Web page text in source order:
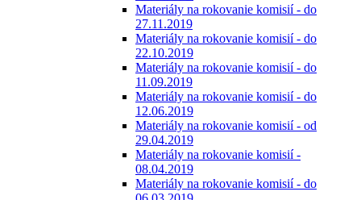
Materiály na rokovanie komisií - do
27.11.2019
Materiály na rokovanie komisií - do
22.10.2019
Materiály na rokovanie komisií - do
11.09.2019
Materiály na rokovanie komisií - do
12.06.2019
Materiály na rokovanie komisií - od
29.04.2019
Materiály na rokovanie komisií -
08.04.2019
Materiály na rokovanie komisií - do